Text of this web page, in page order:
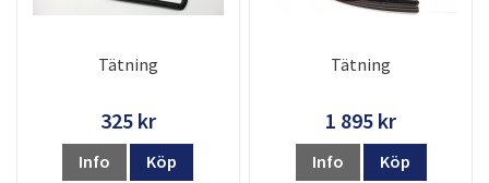
Tätning
325 kr
Info Köp
Tätning
1 895 kr
Info Köp